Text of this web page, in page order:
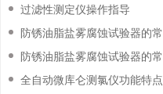
过滤性测定仪操作指导
全自动微库仑测氯仪功能特点